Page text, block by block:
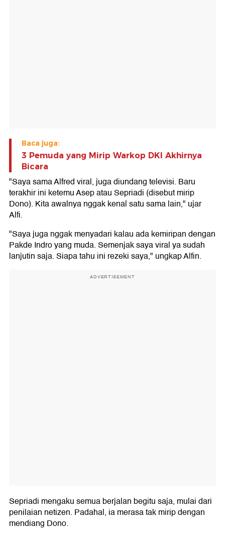
Baca juga:
3 Pemuda yang Mirip Warkop DKI Akhirnya
Bicara
"Saya sama Alfred viral, juga diundang televisi. Baru
terakhir ini ketemu Asep atau Sepriadi (disebut mirip
Dono). Kita awalnya nggak kenal satu sama lain," ujar
Alfi.
"Saya juga nggak menyadari kalau ada kemiripan dengan
Pakde Indro yang muda. Semenjak saya viral ya sudah
lanjutin saja. Siapa tahu ini rezeki saya," ungkap Alfin.
ADVERTISEMENT
Sepriadi mengaku semua berjalan begitu saja, mulai dari
penilaian netizen. Padahal, ia merasa tak mirip dengan
mendiang Dono.